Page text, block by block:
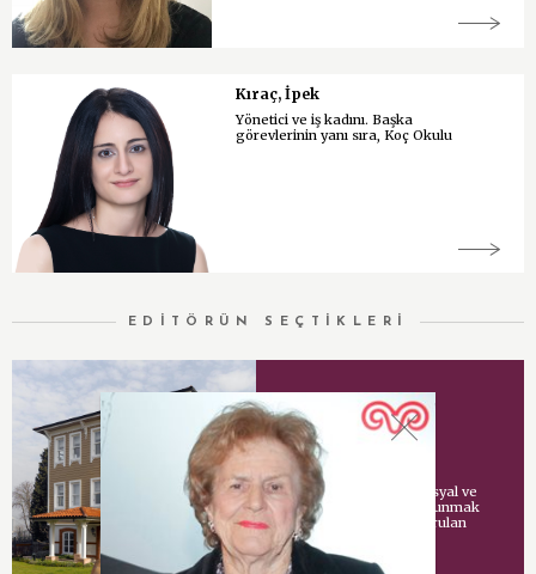
Kıraç, İpek
Yönetici ve iş kadını. Başka
görevlerinin yanı sıra, Koç Okulu
EDİTÖRÜN SEÇTİKLERİ
Vehbi Koç Vakfı
Vehbi Koç tarafından sosyal ve
kültürel hizmetlerde bulunmak
amacıyla İstanbul’da kurulan
vakıf.